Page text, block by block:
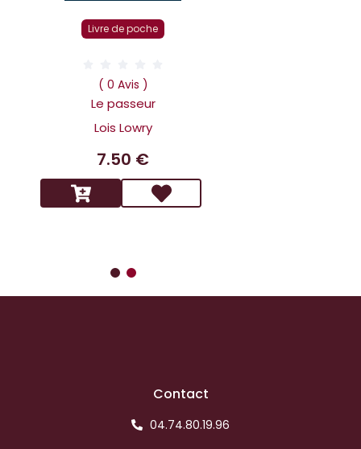
Livre de poche
( 0 Avis )
Le passeur
Lois Lowry
7.50 €
Contact
04.74.80.19.96